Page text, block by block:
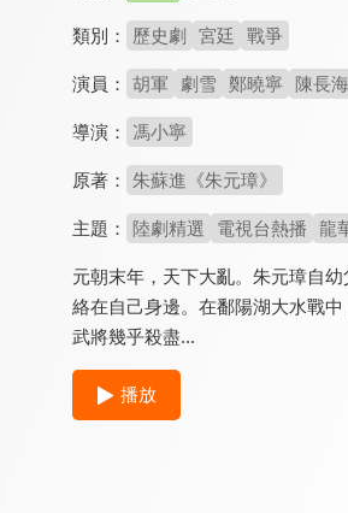
類別： 歷史劇 宮廷 戰爭
演員： 胡軍 劇雪 鄭曉寧 陳長海
導演： 馮小寧
原著： 朱蘇進《朱元璋》
主題： 陸劇精選 電視台熱播 龍
元朝末年，天下大亂。朱元璋自
絡在自己身邊。在鄱陽湖大水戰
武將幾乎殺盡...
播放